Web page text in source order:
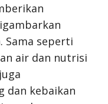
Sama seperti
air dan nutrisi
dan kebaikan